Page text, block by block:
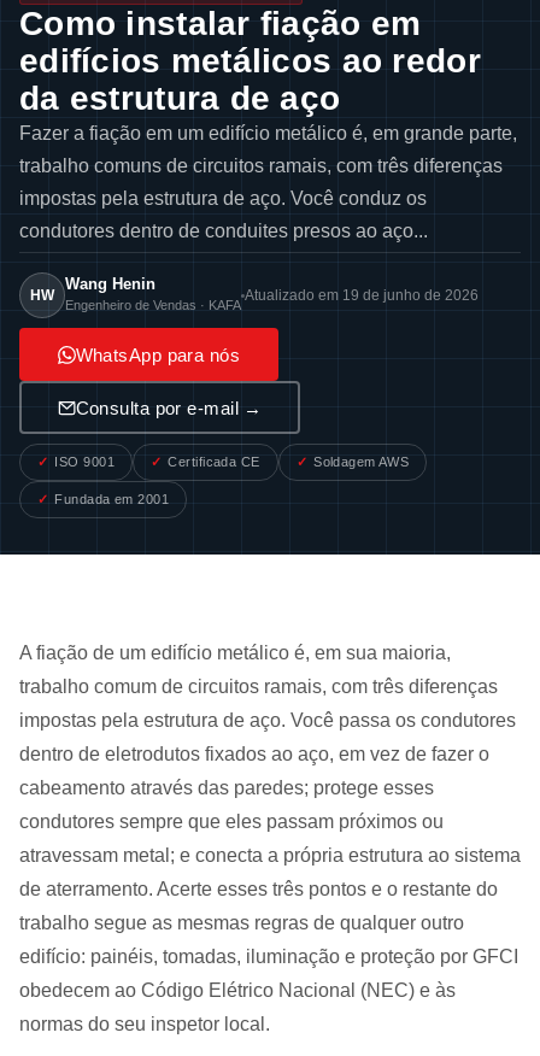
Como instalar fiação em
edifícios metálicos ao redor
da estrutura de aço
Fazer a fiação em um edifício metálico é, em grande parte,
trabalho comuns de circuitos ramais, com três diferenças
impostas pela estrutura de aço. Você conduz os
condutores dentro de conduites presos ao aço...
HW
Wang Henin
Engenheiro de Vendas · KAFA
Atualizado em 19 de junho de 2026
WhatsApp para nós
Consulta por e-mail →
ISO 9001 Certificada CE Soldagem AWS
Fundada em 2001
A fiação de um edifício metálico é, em sua maioria,
trabalho comum de circuitos ramais, com três diferenças
impostas pela estrutura de aço. Você passa os condutores
dentro de eletrodutos fixados ao aço, em vez de fazer o
cabeamento através das paredes; protege esses
condutores sempre que eles passam próximos ou
atravessam metal; e conecta a própria estrutura ao sistema
de aterramento. Acerte esses três pontos e o restante do
trabalho segue as mesmas regras de qualquer outro
edifício: painéis, tomadas, iluminação e proteção por GFCI
obedecem ao Código Elétrico Nacional (NEC) e às
normas do seu inspetor local.